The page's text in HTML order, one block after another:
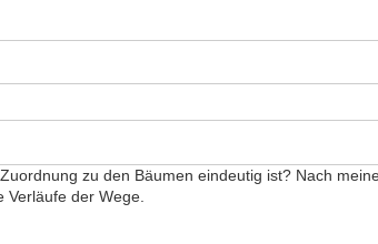
zu den Bäumen eindeutig ist? Nach
der Wege.